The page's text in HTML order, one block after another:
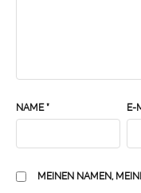
NAME* E-
MEINEN NAMEN,